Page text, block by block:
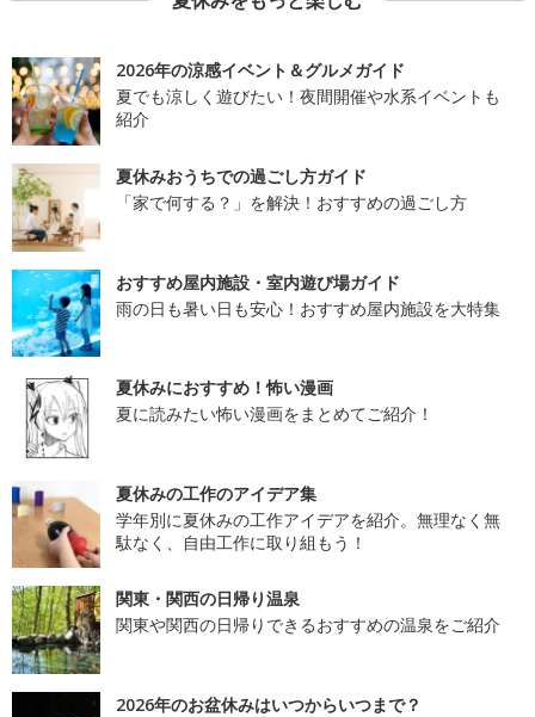
2026年の涼感イベント＆グルメガイド
夏でも涼しく遊びたい！夜間開催や水系イベントも
紹介
夏休みおうちでの過ごし方ガイド
「家で何する？」を解決！おすすめの過ごし方
おすすめ屋内施設・室内遊び場ガイド
雨の日も暑い日も安心！おすすめ屋内施設を大特集
夏休みにおすすめ！怖い漫画
夏に読みたい怖い漫画をまとめてご紹介！
夏休みの工作のアイデア集
学年別に夏休みの工作アイデアを紹介。無理なく無
駄なく、自由工作に取り組もう！
関東・関西の日帰り温泉
関東や関西の日帰りできるおすすめの温泉をご紹介
2026年のお盆休みはいつからいつまで？